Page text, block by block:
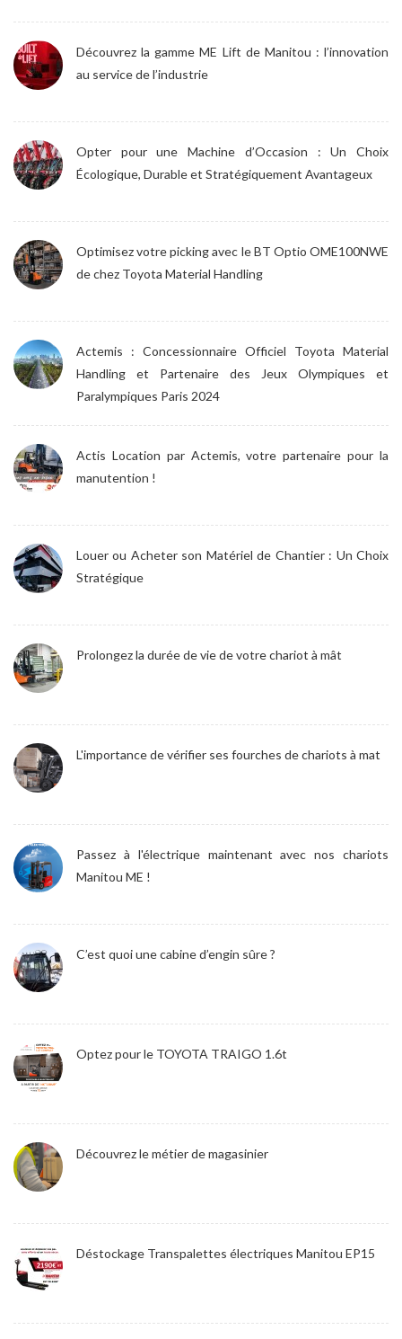
Découvrez la gamme ME Lift de Manitou : l’innovation
au service de l’industrie
Opter pour une Machine d’Occasion : Un Choix
Écologique, Durable et Stratégiquement Avantageux
Optimisez votre picking avec le BT Optio OME100NWE
de chez Toyota Material Handling
Actemis : Concessionnaire Officiel Toyota Material
Handling et Partenaire des Jeux Olympiques et
Paralympiques Paris 2024
Actis Location par Actemis, votre partenaire pour la
manutention !
Louer ou Acheter son Matériel de Chantier : Un Choix
Stratégique
Prolongez la durée de vie de votre chariot à mât
L'importance de vérifier ses fourches de chariots à mat
Passez à l'électrique maintenant avec nos chariots
Manitou ME !
C’est quoi une cabine d’engin sûre ?
Optez pour le TOYOTA TRAIGO 1.6t
Découvrez le métier de magasinier
Déstockage Transpalettes électriques Manitou EP15